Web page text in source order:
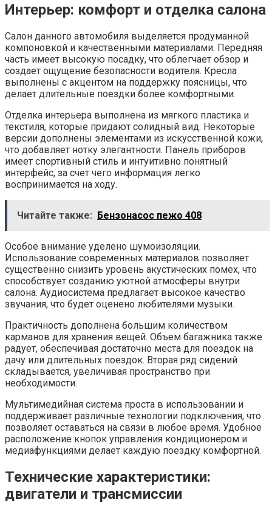
Интерьер: комфорт и отделка салона
Салон данного автомобиля выделяется продуманной
компоновкой и качественными материалами. Передняя
часть имеет высокую посадку, что облегчает обзор и
создает ощущение безопасности водителя. Кресла
выполнены с акцентом на поддержку поясницы, что
делает длительные поездки более комфортными.
Отделка интерьера выполнена из мягкого пластика и
текстиля, которые придают солидный вид. Некоторые
версии дополнены элементами из искусственной кожи,
что добавляет нотку элегантности. Панель приборов
имеет спортивный стиль и интуитивно понятный
интерфейс, за счет чего информация легко
воспринимается на ходу.
Читайте также: Бензонасос пежо 408
Особое внимание уделено шумоизоляции.
Использование современных материалов позволяет
существенно снизить уровень акустических помех, что
способствует созданию уютной атмосферы внутри
салона. Аудиосистема предлагает высокое качество
звучания, что будет оценено любителями музыки.
Практичность дополнена большим количеством
карманов для хранения вещей. Объем багажника также
радует, обеспечивая достаточно места для поездок на
дачу или длительных поездок. Вторая ряд сидений
складывается, увеличивая пространство при
необходимости.
Мультимедийная система проста в использовании и
поддерживает различные технологии подключения, что
позволяет оставаться на связи в любое время. Удобное
расположение кнопок управления кондиционером и
медиафункциями делает каждую поездку комфортной.
Технические характеристики:
двигатели и трансмиссии